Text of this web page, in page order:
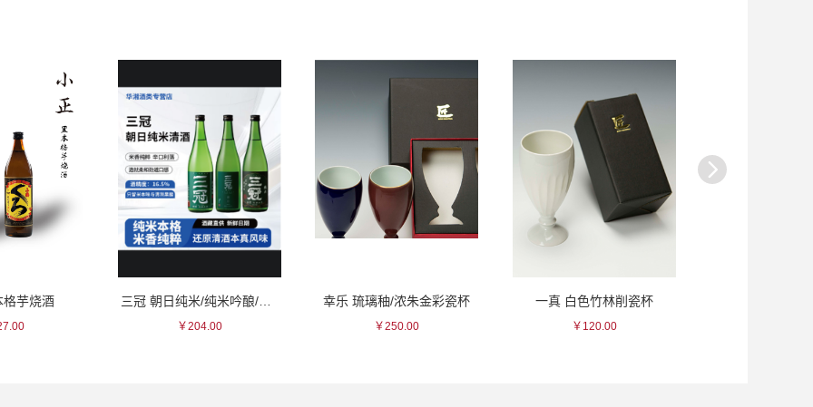
格芋烧酒 三冠 朝日纯米/纯米吟酿/纯米大吟酿 系列清酒
￥204.00
幸乐 琉璃秞/浓朱金彩瓷杯
￥250.00
一真 白色竹林削瓷杯
￥120.00